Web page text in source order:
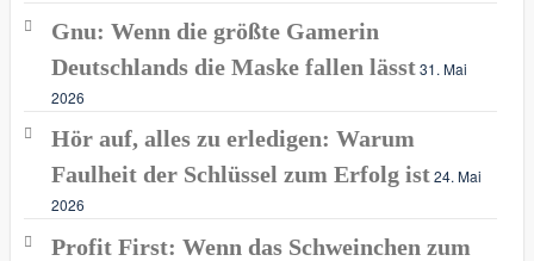
Gnu: Wenn die größte Gamerin
Deutschlands die Maske fallen lässt31. Mai
2026
Hör auf, alles zu erledigen: Warum
Faulheit der Schlüssel zum Erfolg ist24. Mai
2026
Profit First: Wenn das Schweinchen zum